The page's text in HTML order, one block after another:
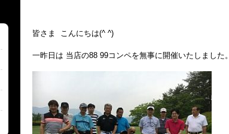
皆さま こんにちは(^ ^)
一昨日は 当店の88 99コンペを無事に開催いたしました。